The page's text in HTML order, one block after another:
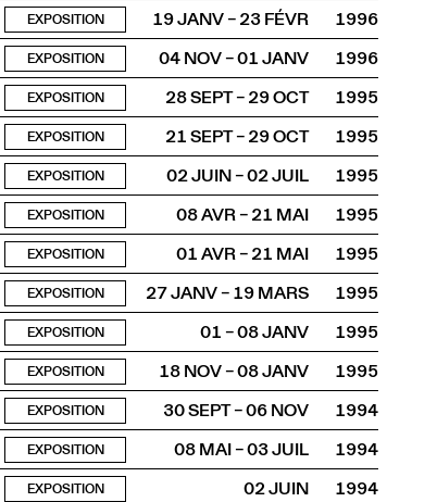
EXPOSITION 19 JANV – 23 FÉVR
1996
EXPOSITION 04 NOV – 01 JANV
1996
EXPOSITION 28 SEPT – 29 OCT
1995
EXPOSITION 21 SEPT – 29 OCT
1995
EXPOSITION 02 JUIN – 02 JUIL
1995
EXPOSITION 08 AVR – 21 MAI
1995
EXPOSITION 01 AVR – 21 MAI
1995
EXPOSITION 27 JANV – 19 MARS
1995
EXPOSITION 01 – 08 JANV
1995
EXPOSITION 18 NOV – 08 JANV
1995
EXPOSITION 30 SEPT – 06 NOV
1994
EXPOSITION 08 MAI – 03 JUIL
1994
EXPOSITION 02 JUIN
1994